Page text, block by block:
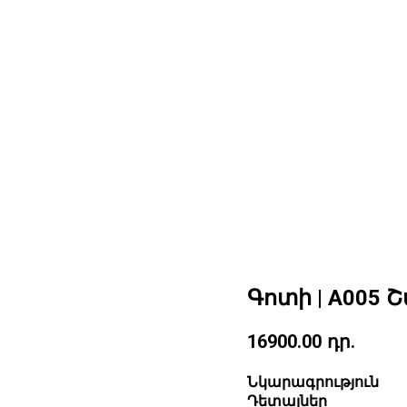
Գոտի | A005
16900.00 դր.
Նկարագրություն
Դետալներ